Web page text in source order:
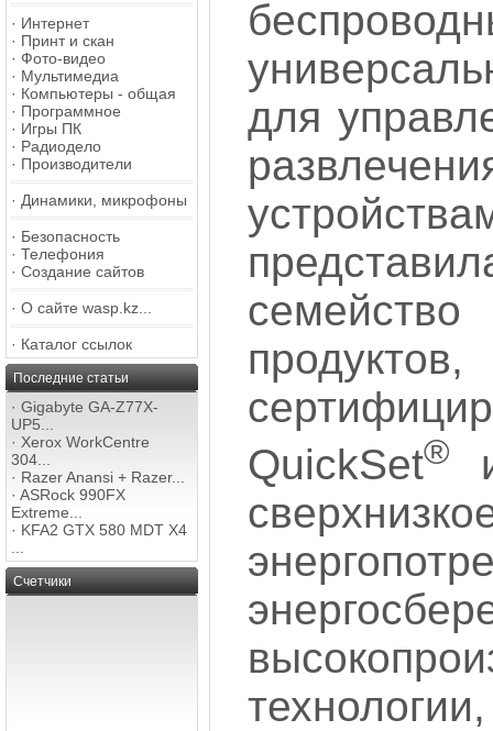
· Интернет
· Принт и скан
· Фото-видео
· Мультимедиа
· Компьютеры - общая
· Программное
· Игры ПК
· Радиодело
· Производители
· Динамики, микрофоны
· Безопасность
· Телефония
· Создание сайтов
· О сайте wasp.kz...
· Каталог ссылок
Последние статьи
· Gigabyte GA-Z77X-
UP5...
· Xerox WorkCentre
304...
· Razer Anansi + Razer...
· ASRock 990FX
Extreme...
· KFA2 GTX 580 MDT X4
Счетчики
для
продуктов,
QuickSet®